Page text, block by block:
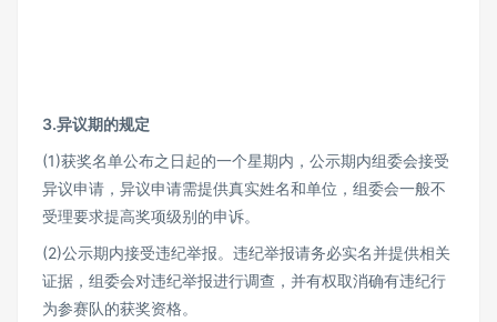
3.异议期的规定
(1)获奖名单公布之日起的一个星期内，公示期内组委会接受
异议申请，异议申请需提供真实姓名和单位，组委会一般不
受理要求提高奖项级别的申诉。
(2)公示期内接受违纪举报。违纪举报请务必实名并提供相关
证据，组委会对违纪举报进行调查，并有权取消确有违纪行
为参赛队的获奖资格。